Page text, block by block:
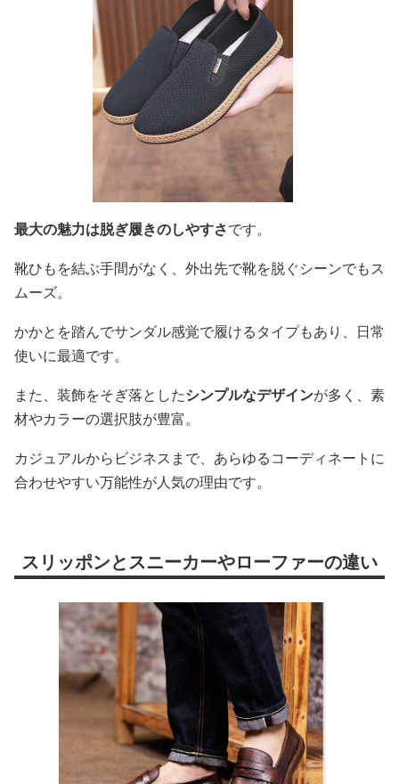
最大の魅力は脱ぎ履きのしやすさです。
靴ひもを結ぶ手間がなく、外出先で靴を脱ぐシーンでもス
ムーズ。
かかとを踏んでサンダル感覚で履けるタイプもあり、日常
使いに最適です。
また、装飾をそぎ落としたシンプルなデザインが多く、素
材やカラーの選択肢が豊富。
カジュアルからビジネスまで、あらゆるコーディネートに
合わせやすい万能性が人気の理由です。
スリッポンとスニーカーやローファーの違い